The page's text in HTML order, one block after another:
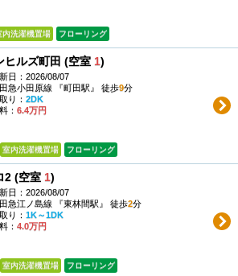
内洗濯機置場 フローリング
ヒルズ町田 (空室 1)
日：2026/08/07
急小田原線 『町田駅』 徒歩9分
り： 2DK
： 6.4万円
室内洗濯機置場 フローリング
2 (空室 1)
日：2026/08/07
急江ノ島線 『東林間駅』 徒歩2分
り： 1K～1DK
： 4.0万円
室内洗濯機置場 フローリング